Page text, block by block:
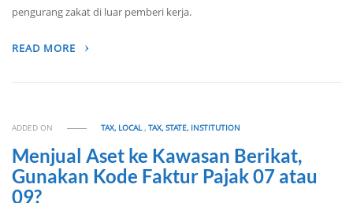
pengurang zakat di luar pemberi kerja.
READ MORE
ADDED ON TAX, LOCAL,TAX, STATE, INSTITUTION
Menjual Aset ke Kawasan Berikat,
Gunakan Kode Faktur Pajak 07 atau
09?